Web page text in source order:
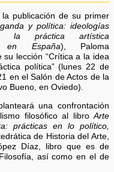
publicación de su primer
y política: ideologías
la práctica artística
en España), Paloma
su lección “Crítica a la idea
política” (lunes 22 de
en el Salón de Actos de la
Bueno, en Oviedo).
una confrontación
filosófico al libro Arte
prácticas en lo político,
de Historia del Arte,
Díaz, libro que es de
así como en el de